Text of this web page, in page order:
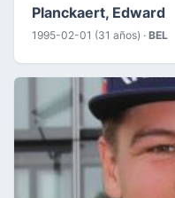
Planckaert, Edward
1995-02-01 (31 años) · BEL